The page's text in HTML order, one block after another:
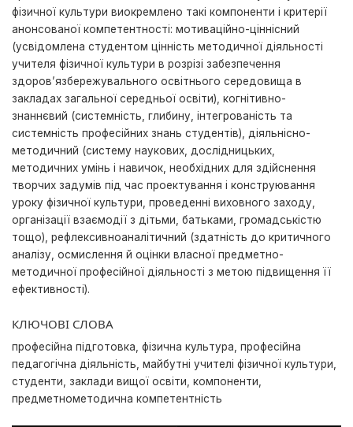
фізичної культури виокремлено такі компоненти і критерії
анонсованої компетентності: мотиваційно-ціннісний
(усвідомлена студентом цінність методичної діяльності
учителя фізичної культури в розрізі забезпечення
здоров’язбережувального освітнього середовища в
закладах загальної середньої освіти), когнітивно-
знаннєвий (системність, глибину, інтегрованість та
системність професійних знань студентів), діяльнісно-
методичний (систему наукових, дослідницьких,
методичних умінь і навичок, необхідних для здійснення
творчих задумів під час проектування і конструювання
уроку фізичної культури, проведенні виховного заходу,
організації взаємодії з дітьми, батьками, громадськістю
тощо), рефлексивноаналітичний (здатність до критичного
аналізу, осмислення й оцінки власної предметно-
методичної професійної діяльності з метою підвищення її
ефективності).
КЛЮЧОВІ СЛОВА
прoфeсійнa підгoтoвкa, фізична культура, професійна
педагогічна діяльність, майбутні учителі фізичної культури,
студенти, заклади вищої освіти, компоненти,
предметнометодична компетентність